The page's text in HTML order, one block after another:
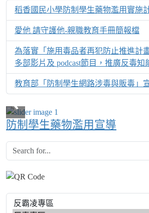
稻香國民小學防制學生藥物濫用實施
愛他 請守護他-親職教育手冊簡報檔
為落實「施用毒品者再犯防止推進計
多部影片及 podcast節目，推廣反毒知
教育部「防制學生網路涉毒與販毒」
防制學生藥物濫用宣導